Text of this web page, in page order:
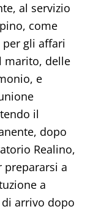
al servizio
come
gli affari
marito, delle
e
il
dopo
Realino,
prepararsi a
a
arrivo dopo